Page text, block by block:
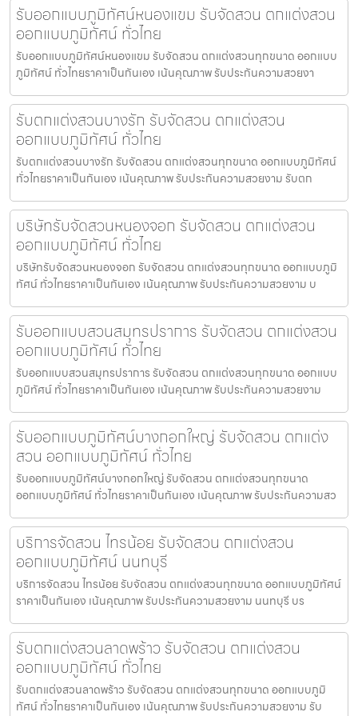
รับออกแบบภูมิทัศน์หนองแขม รับจัดสวน ตกแต่งสวน
ออกแบบภูมิทัศน์ ทั่วไทย
รับออกแบบภูมิทัศน์หนองแขม รับจัดสวน ตกแต่งสวนทุกขนาด ออกแบบ
ภูมิทัศน์ ทั่วไทยราคาเป็นกันเอง เน้นคุณภาพ รับประกันความสวยงา
รับตกแต่งสวนบางรัก รับจัดสวน ตกแต่งสวน
ออกแบบภูมิทัศน์ ทั่วไทย
รับตกแต่งสวนบางรัก รับจัดสวน ตกแต่งสวนทุกขนาด ออกแบบภูมิทัศน์
ทั่วไทยราคาเป็นกันเอง เน้นคุณภาพ รับประกันความสวยงาม รับตก
บริษัทรับจัดสวนหนองจอก รับจัดสวน ตกแต่งสวน
ออกแบบภูมิทัศน์ ทั่วไทย
บริษัทรับจัดสวนหนองจอก รับจัดสวน ตกแต่งสวนทุกขนาด ออกแบบภูมิ
ทัศน์ ทั่วไทยราคาเป็นกันเอง เน้นคุณภาพ รับประกันความสวยงาม บ
รับออกแบบสวนสมุทรปราการ รับจัดสวน ตกแต่งสวน
ออกแบบภูมิทัศน์ ทั่วไทย
รับออกแบบสวนสมุทรปราการ รับจัดสวน ตกแต่งสวนทุกขนาด ออกแบบ
ภูมิทัศน์ ทั่วไทยราคาเป็นกันเอง เน้นคุณภาพ รับประกันความสวยงาม
รับออกแบบภูมิทัศน์บางกอกใหญ่ รับจัดสวน ตกแต่ง
สวน ออกแบบภูมิทัศน์ ทั่วไทย
รับออกแบบภูมิทัศน์บางกอกใหญ่ รับจัดสวน ตกแต่งสวนทุกขนาด
ออกแบบภูมิทัศน์ ทั่วไทยราคาเป็นกันเอง เน้นคุณภาพ รับประกันความสว
บริการจัดสวน ไทรน้อย รับจัดสวน ตกแต่งสวน
ออกแบบภูมิทัศน์ นนทบุรี
บริการจัดสวน ไทรน้อย รับจัดสวน ตกแต่งสวนทุกขนาด ออกแบบภูมิทัศน์
ราคาเป็นกันเอง เน้นคุณภาพ รับประกันความสวยงาม นนทบุรี บร
รับตกแต่งสวนลาดพร้าว รับจัดสวน ตกแต่งสวน
ออกแบบภูมิทัศน์ ทั่วไทย
รับตกแต่งสวนลาดพร้าว รับจัดสวน ตกแต่งสวนทุกขนาด ออกแบบภูมิ
ทัศน์ ทั่วไทยราคาเป็นกันเอง เน้นคุณภาพ รับประกันความสวยงาม รับ